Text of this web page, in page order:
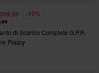
-15%
di Scarico Completo G.P.R.
Poppy